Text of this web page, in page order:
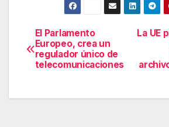
Navegación
de
La UE
El Parlamento
Europeo, crea un
regulador único de
telecomunicaciones